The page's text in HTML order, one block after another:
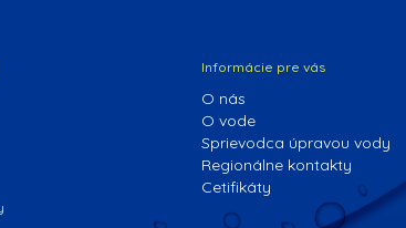
Informácie pre vás
O nás
O vode
Sprievodca úpravou vody
Regionálne kontakty
Cetifikáty